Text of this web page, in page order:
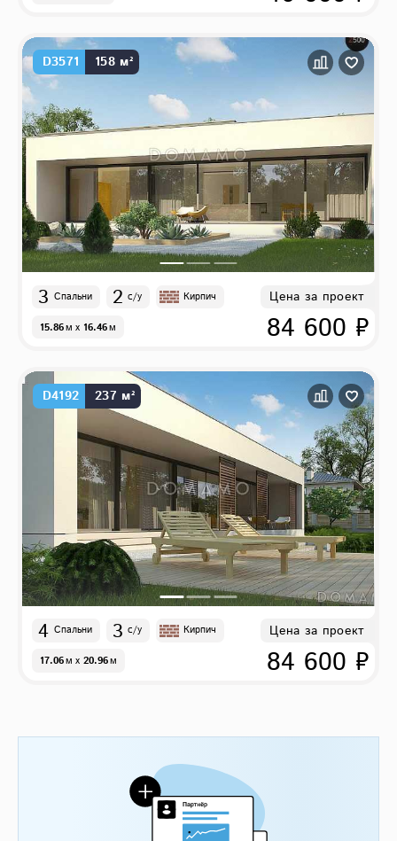
D3571 158 м²
3 Спальни 2 с/у Кирпич
15.86м x 16.46м
Цена за проект
84 600 ₽
D4192 237 м²
4 Спальни 3 с/у Кирпич
17.06м x 20.96м
Цена за проект
84 600 ₽